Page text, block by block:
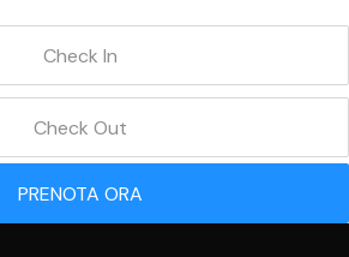
PRENOTA ORA